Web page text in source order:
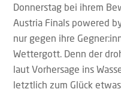
Donnerstag bei ihrem
Austria Finals powered
nur gegen ihre
Wettergott. Denn der
laut Vorhersage ins
letztlich zum Glück